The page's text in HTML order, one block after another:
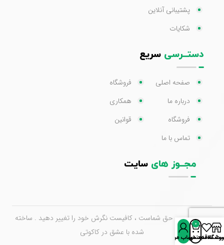
پشتیبانی آنلاین
شکایات
دستــرسی سریع
صفحه اصلی
درباره ما
فروشگاه
تماس با ما
فروشگاه
همکاری
قوانین
مجــوز های سایت
خرید خوب ، حق شماست ، کافیست نگرش خود را تغییر دهید . ساخته
شده با عشق در کاکوتی
علاقه‌مندی‌ها
0
سبد خرید
حساب من